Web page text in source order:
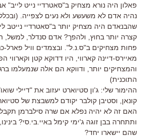
פאלון היה נורא מצחיק ב"סאטרדיי נייט לייב"
נהיה אדם לא משעשע ולא נעים לצפייה.
שהבנאדם היה מצחיק יותר ב"סאטרדיי נייטב
קצרה יותר בחוץ, ולהפך? אדם סנדלר, למשל,
פחות מצחיקים ב"ס.נ.ל". ובצמדים וויל פארל-
מאיירס-דיינה קארווי, היו דדוקא קטן וקארווי
והמצחיקים יותר, ודווקא הם אלה שנמעלמו
התוכנית)
ההימור שלי: ג'ון סטיוארט יעזוב את "דיילי
קונאן, וסטיבן קולבר יקודם למשבצת של
האם זה לא יהיה נפלא אם שרה סילברמן
שהם יישארו יחד?